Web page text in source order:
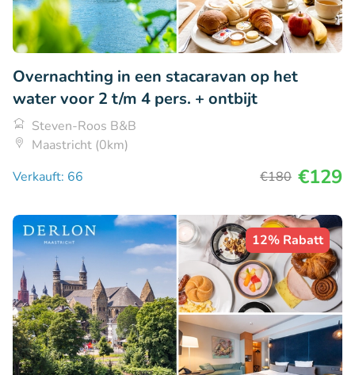
Overnachting in een stacaravan op het
water voor 2 t/m 4 pers. + ontbijt
Steven-Roos B&B
Maastricht (0km)
Verkauft: 66
€180 €129
12% Rabatt